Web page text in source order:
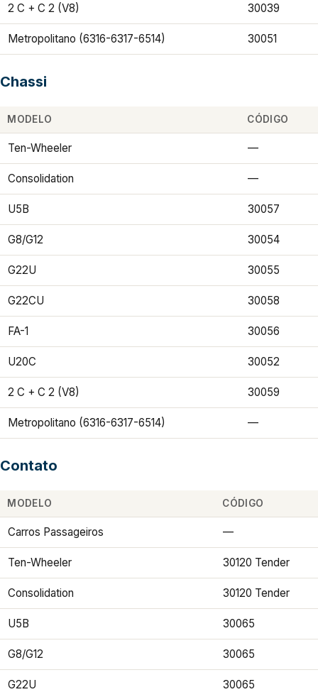
2 C + C 2 (V8) 30039
Metropolitano (6316-6317-6514) 30051
Chassi
MODELO CÓDIGO
Ten-Wheeler —
Consolidation —
U5B 30057
G8/G12 30054
G22U 30055
G22CU 30058
FA-1 30056
U20C 30052
2 C + C 2 (V8) 30059
Metropolitano (6316-6317-6514) —
Contato
MODELO CÓDIGO
Carros Passageiros —
Ten-Wheeler 30120 Tender
Consolidation 30120 Tender
U5B 30065
G8/G12 30065
G22U 30065